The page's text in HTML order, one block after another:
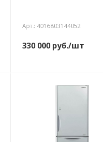
Арт.: 4016803144052
330 000руб./шт